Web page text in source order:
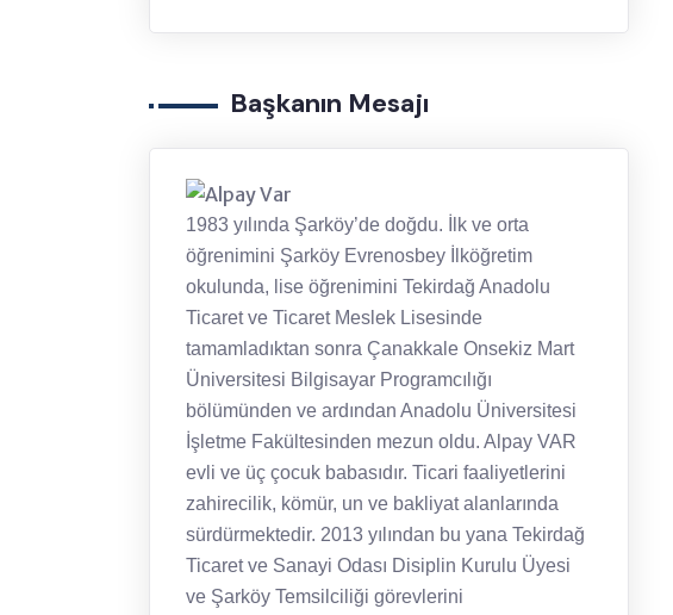
Başkanın Mesajı
1983 yılında Şarköy’de doğdu. İlk ve orta
öğrenimini Şarköy Evrenosbey İlköğretim
okulunda, lise öğrenimini Tekirdağ Anadolu
Ticaret ve Ticaret Meslek Lisesinde
tamamladıktan sonra Çanakkale Onsekiz Mart
Üniversitesi Bilgisayar Programcılığı
bölümünden ve ardından Anadolu Üniversitesi
İşletme Fakültesinden mezun oldu. Alpay VAR
evli ve üç çocuk babasıdır. Ticari faaliyetlerini
zahirecilik, kömür, un ve bakliyat alanlarında
sürdürmektedir. 2013 yılından bu yana Tekirdağ
Ticaret ve Sanayi Odası Disiplin Kurulu Üyesi
ve Şarköy Temsilciliği görevlerini